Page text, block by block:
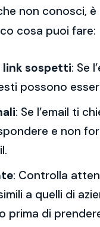
non
cosa puoi fare:
link sospetti: Se
possono
: Se l’email ti
e non
: Controlla
a quelli di
di